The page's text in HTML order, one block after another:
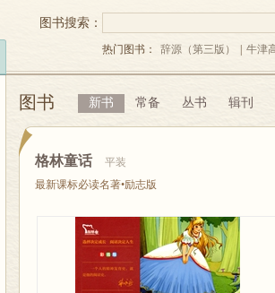
图书搜索：
热门图书： 辞源（第三版） 牛津
图书 新书 常备 丛书 辑刊
格林童话
平装
最新课标必读名著•励志版